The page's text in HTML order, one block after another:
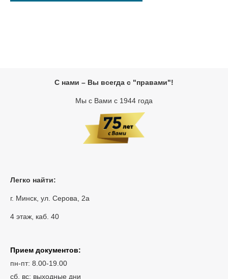
С нами – Вы всегда с "правами"!
Мы с Вами с 1944 года
Легко найти:
г. Минск, ул. Серова, 2а
4 этаж, каб. 40
Прием документов:
пн-пт: 8.00-19.00
сб, вс: выходные дни